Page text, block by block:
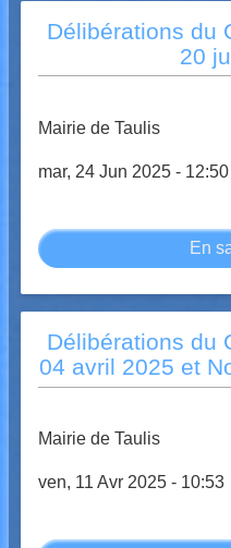
Délibérations du
20
Mairie de Taulis
mar, 24 Jun 2025 - 12:50
En
Délibérations du
04 avril 2025 et
Mairie de Taulis
ven, 11 Avr 2025 - 10:53